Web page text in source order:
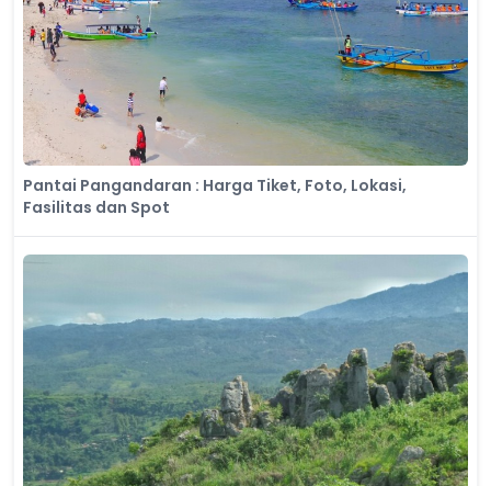
Pantai Pangandaran : Harga Tiket, Foto, Lokasi,
Fasilitas dan Spot